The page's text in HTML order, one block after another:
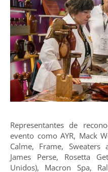
Representantes de
evento como AYR, Mack
Calme, Frame, Sweaters
James Perse, Rosetta
Unidos), Macron Spa,